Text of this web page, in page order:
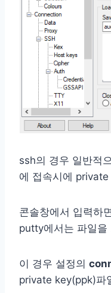
ssh의 경우 일반적
에 접속시에
콘솔창에서 입력하
putty에서는 파일을
이 경우 설정의
private key(ppk)파